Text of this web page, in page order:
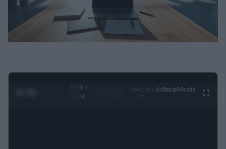
0:28 /
1:20
AdhubMedia